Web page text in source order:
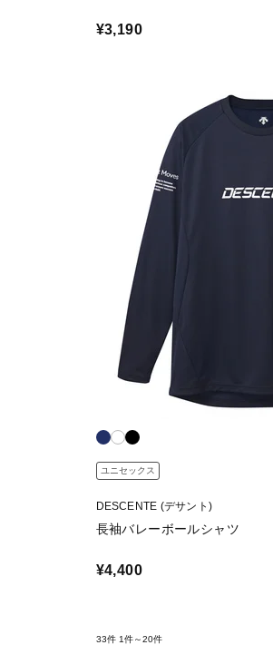
¥3,190
ユニセックス
DESCENTE (デサント)
長袖バレーボールシャツ
¥4,400
33件 1件～20件